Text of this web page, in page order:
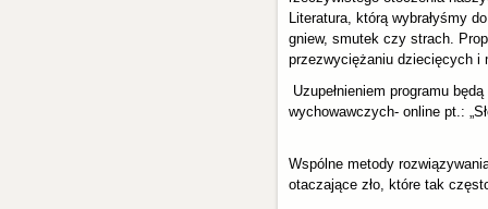
Literatura, którą wybrałyśmy
gniew, smutek czy strach.
przezwyciężaniu dziecięcych i
Uzupełnieniem programu
wychowawczych- online pt.:
Wspólne metody
otaczające zło, które tak